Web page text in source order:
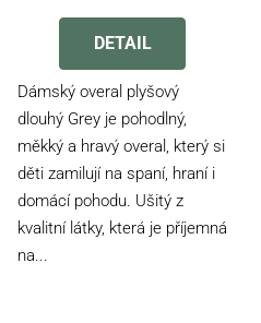
hodnocení
produktu
3,0
z
5
hvězdiček.
DETAIL
Dámský overal plyšový
dlouhý Grey je pohodlný,
měkký a hravý overal, který si
děti zamilují na spaní, hraní i
domácí pohodu. Ušitý z
kvalitní látky, která je příjemná
na...